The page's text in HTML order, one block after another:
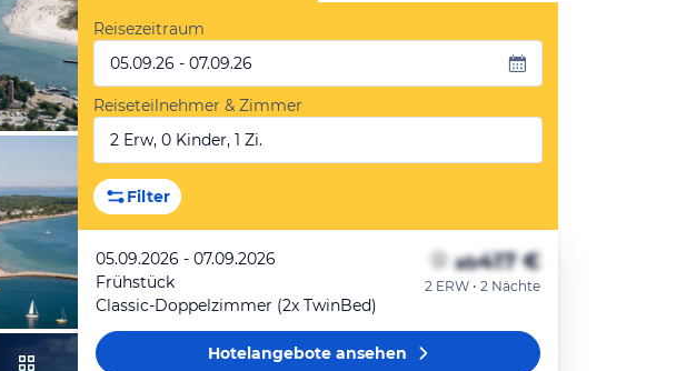
Reisezeitraum
05.09.26 - 07.09.26
Reiseteilnehmer & Zimmer
2 Erw, 0 Kinder, 1 Zi.
Filter
05.09.2026 - 07.09.2026
Frühstück
Classic-Doppelzimmer (2x TwinBed)
ab417 €
2 ERW • 2 Nächte
Hotelangeboteansehen